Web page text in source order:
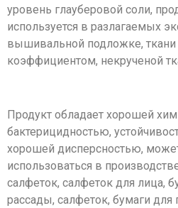
уровень глауберовой соли,
используется в разлагаемых
вышивальной подложке,
коэффициентом, некрученой
Продукт обладает хорошей
бактерицидностью,
хорошей дисперсностью,
использоваться в
салфеток, салфеток для лица,
рассады, салфеток, бумаги для